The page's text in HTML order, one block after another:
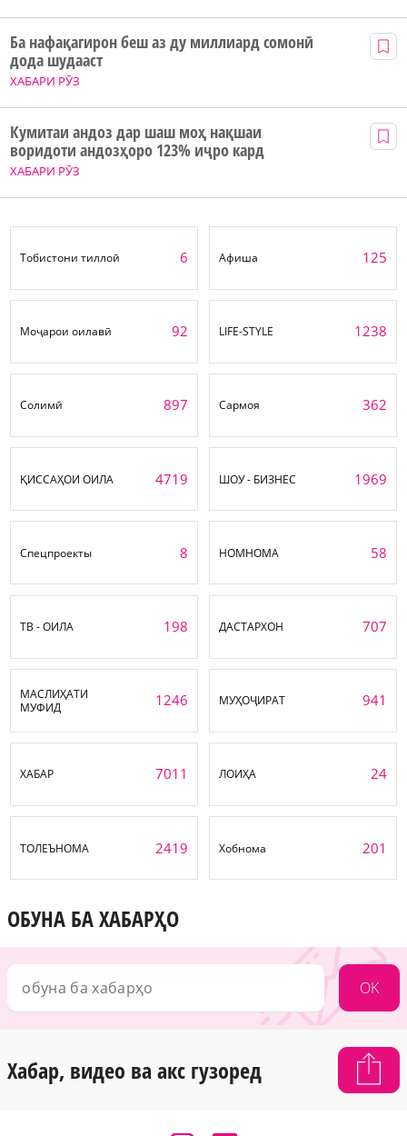
ХАБАРИ РӮЗ
Ба нафақагирон беш аз ду миллиард сомонӣ
дода шудааст
ХАБАРИ РӮЗ
Кумитаи андоз дар шаш моҳ нақшаи
воридоти андозҳоро 123% иҷро кард
Тобистони тиллоӣ 6 Афиша 125
Моҷарои оилавӣ 92 LIFE-STYLE 1238
Солимӣ 897 Сармоя 362
ҚИССАҲОИ ОИЛА 4719 ШОУ - БИЗНЕС 1969
Спецпроекты 8 НОМНОМА 58
ТВ - ОИЛА 198 ДАСТАРХОН 707
МАСЛИҲАТИ
МУФИД
1246 МУҲОҶИРАТ 941
ХАБАР 7011 ЛОИҲА 24
ТОЛЕЪНОМА 2419 Хобнома 201
ОБУНА БА ХАБАРҲО
OK
Хабар, видео ва акс гузоред